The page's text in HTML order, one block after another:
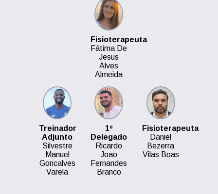
Fisioterapeuta
Fátima De
Jesus
Alves
Almeida
Treinador
Adjunto
Silvestre
Manuel
Goncalves
Varela
1º
Delegado
Ricardo
Joao
Fernandes
Branco
Fisioterapeuta
Daniel
Bezerra
Vilas Boas